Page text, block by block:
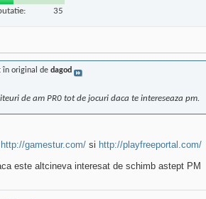
35
în original de dagod
de am PR0 tot de jocuri daca te intereseaza pm.
http://gamestur.com/ si http://playfreeportal.com/
este altcineva interesat de schimb astept PM